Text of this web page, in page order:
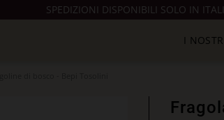
SPEDIZIONI DISPONIBILI SOLO IN
I